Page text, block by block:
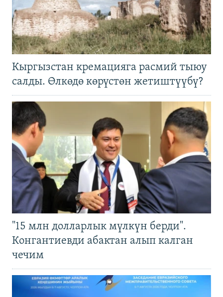
Кыргызстан кремацияга расмий тыюу
салды. Өлкөдө көрүстөн жетиштүүбү?
"15 млн долларлык мүлкүн берди".
Конгантиевди абактан алып калган
чечим